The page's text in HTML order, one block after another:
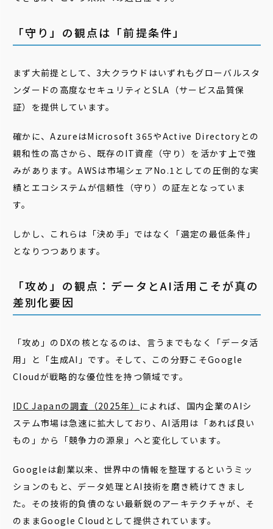
「守り」の観点は「前提条件」
まず大前提として、3大クラウドはいずれもグローバルスタ
ンダードの高度なセキュリティとSLA（サービス品質保
証）を提供しています。
確かに、AzureはMicrosoft 365やActive Directoryとの
親和性の高さから、既存のIT資産（守り）を活かす上で強
みがあります。AWSは市場シェアNo.1としての圧倒的な実
績とエコシステムが信頼性（守り）の証左となっていま
す。
しかし、これらは「決め手」ではなく「選定の最低条件」
となりつつあります。
「攻め」の観点：データとAI活用こそが真の
差別化要因
「攻め」のDXの核となるのは、言うまでもなく「データ活
用」と「生成AI」です。そして、この分野こそGoogle
Cloudが戦略的な優位性を持つ領域です。
IDC Japanの調査（2025年） によれば、国内企業のAIシ
ステム市場は急速に拡大しており、AI活用は「あれば良い
もの」から「競争力の源泉」へと変化しています。
Googleは創業以来、世界中の情報を整理するというミッ
ションのもと、データ処理とAI技術を磨き続けてきまし
た。その技術的負債のない最新鋭のアーキテクチャが、そ
のままGoogle Cloudとして提供されています。